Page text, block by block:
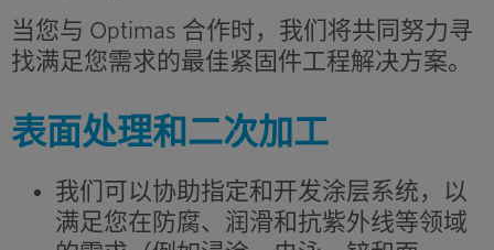
当您与 Optimas 合作时，我们将共同努力寻
找满足您需求的最佳紧固件工程解决方案。
表面处理和二次加工
我们可以协助指定和开发涂层系统，以
满足您在防腐、润滑和抗紫外线等领域